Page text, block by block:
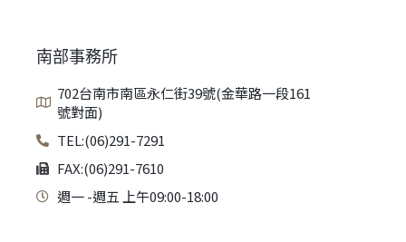
南部事務所
702台南市南區永仁街39號(金華路一段161
號對面)
TEL:(06)291-7291
FAX:(06)291-7610
週一 -週五 上午09:00-18:00